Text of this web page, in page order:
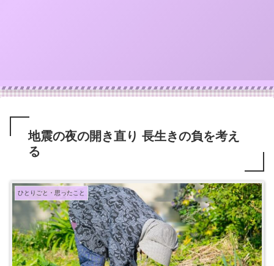
地震の夜の開き直り 長生きの負を考え
る
ひとりごと・思ったこと